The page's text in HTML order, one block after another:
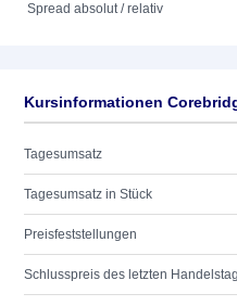
Spread absolut / relativ
Kursinformationen
Tagesumsatz
Tagesumsatz in Stück
Preisfeststellungen
Schlusspreis des letzten